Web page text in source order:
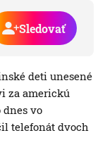
Sledovať
deti unesené
za americkú
dnes vo
telefonát dvoch